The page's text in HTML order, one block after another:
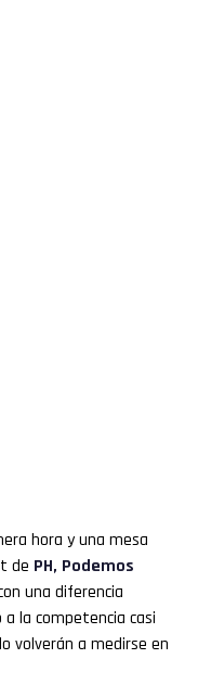
hora y una mesa
de PH, Podemos
una diferencia
la competencia casi
volverán a medirse en